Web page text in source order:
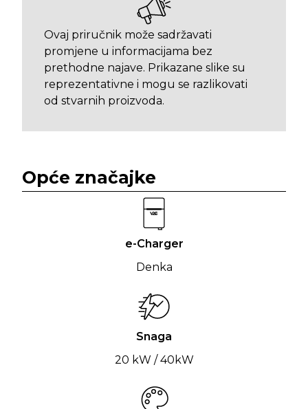
Ovaj priručnik može sadržavati
promjene u informacijama bez
prethodne najave. Prikazane slike su
reprezentativne i mogu se razlikovati
od stvarnih proizvoda.
Opće značajke
e-Charger
Denka
Snaga
20 kW / 40kW